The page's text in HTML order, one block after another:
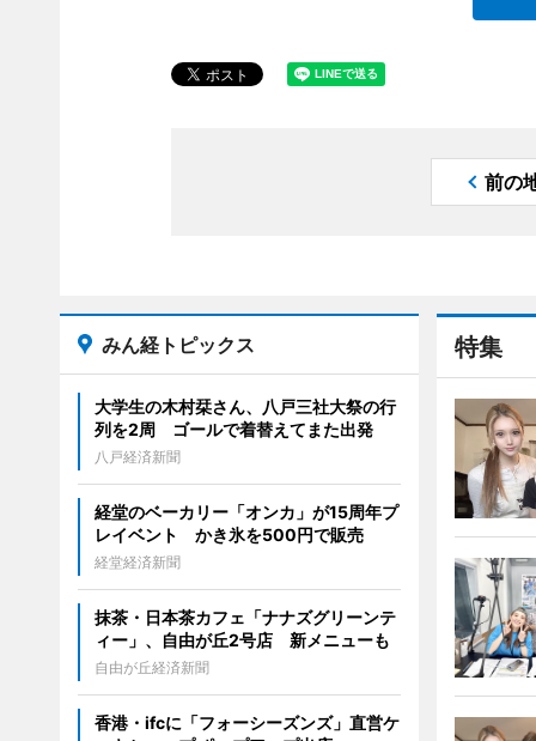
前の
特集
みん経トピックス
大学生の木村栞さん、八戸三社大祭の行
列を2周 ゴールで着替えてまた出発
八戸経済新聞
経堂のベーカリー「オンカ」が15周年プ
レイベント かき氷を500円で販売
経堂経済新聞
抹茶・日本茶カフェ「ナナズグリーンテ
ィー」、自由が丘2号店 新メニューも
自由が丘経済新聞
香港・ifcに「フォーシーズンズ」直営ケ